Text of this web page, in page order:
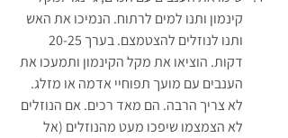
קינמון ותנו למים לרתוח. הנמיכו את האש
דקות. הוציאו את מקל הקינמון ותמעכו את
הענבים עם מועך תפוחיי אדמה או מזלג.
לא צריך הרבה. הם מאד רכים. אם הנוזלים
לא הצמצמו שיפכו מעט מהנוזלים (אל